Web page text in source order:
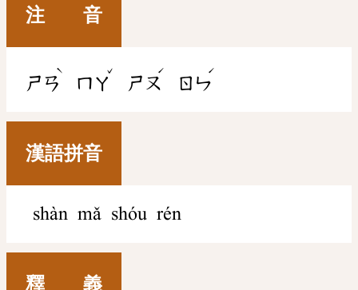
注 音
ㄕㄢ
ˋ
ㄇㄚ
ˇ
ㄕㄡ
ˊ
ㄖㄣ
ˊ
漢語拼音
shàn mǎ shóu rén
釋 義